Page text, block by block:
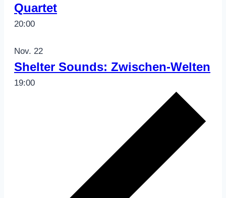
Quartet
20:00
Nov. 22
Shelter Sounds: Zwischen-Welten
19:00